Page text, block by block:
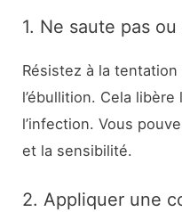
1. Ne saute pas
Résistez à la
l’ébullition. Cela
l’infection. Vous
et la sensibilité.
2. Appliquer une